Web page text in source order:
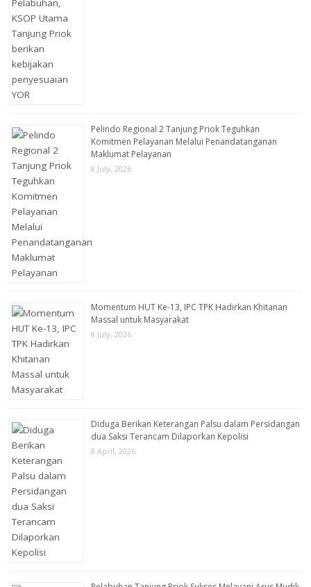
Pelindo Regional 2 Tanjung Priok Teguhkan
Komitmen Pelayanan Melalui Penandatanganan
Maklumat Pelayanan
8 July, 2026
Momentum HUT Ke-13, IPC TPK Hadirkan Khitanan
Massal untuk Masyarakat
8 July, 2026
Diduga Berikan Keterangan Palsu dalam Persidangan
dua Saksi Terancam Dilaporkan Kepolisi
8 April, 2026